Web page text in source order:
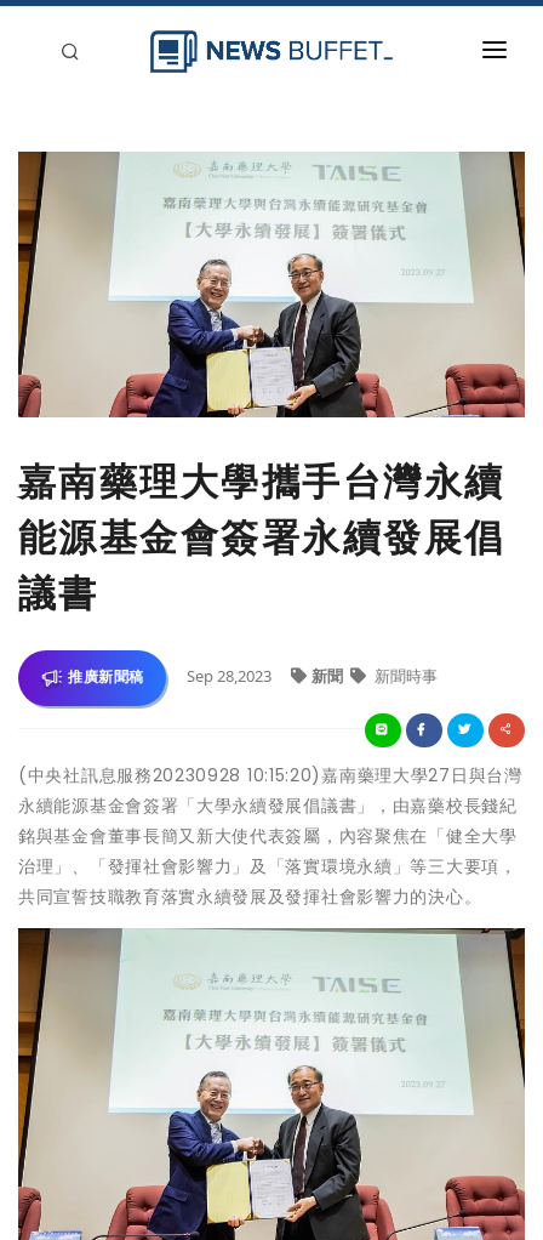
新聞稿分類
嘉南藥理大學攜手台灣永續
能源基金會簽署永續發展倡
議書
推廣新聞稿 Sep 28,2023 新聞 新聞時事
(中央社訊息服務20230928 10:15:20)嘉南藥理大學27日與台灣
永續能源基金會簽署「大學永續發展倡議書」，由嘉藥校長錢紀
銘與基金會董事長簡又新大使代表簽屬，內容聚焦在「健全大學
治理」、「發揮社會影響力」及「落實環境永續」等三大要項，
共同宣誓技職教育落實永續發展及發揮社會影響力的決心。